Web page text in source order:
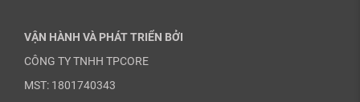
VẬN HÀNH VÀ PHÁT TRIỂN BỞI
CÔNG TY TNHH TPCORE
MST: 1801740343